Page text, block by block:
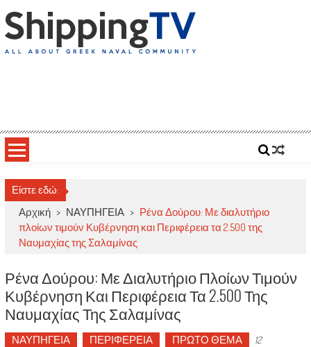
to
content
Είστε εδώ:
Αρχική > ΝΑΥΠΗΓΕΙΑ > Ρένα Δούρου: Με διαλυτήριο
πλοίων τιμούν Κυβέρνηση και Περιφέρεια τα 2.500 της
Ναυμαχίας της Σαλαμίνας
Ρένα Δούρου: Με Διαλυτήριο Πλοίων Τιμούν
Κυβέρνηση Και Περιφέρεια Τα 2.500 Της
Ναυμαχίας Της Σαλαμίνας
ΝΑΥΠΗΓΕΙΑ ΠΕΡΙΦΕΡΕΙΑ ΠΡΩΤΟ ΘΕΜΑ
12